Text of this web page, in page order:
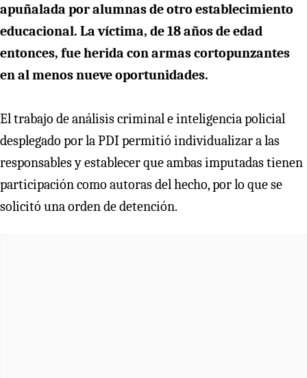
apuñalada por alumnas de otro establecimiento
educacional. La víctima, de 18 años de edad
entonces, fue herida con armas cortopunzantes
en al menos nueve oportunidades.
El trabajo de análisis criminal e inteligencia policial
desplegado por la PDI permitió individualizar a las
responsables y establecer que ambas imputadas tienen
participación como autoras del hecho, por lo que se
solicitó una orden de detención.